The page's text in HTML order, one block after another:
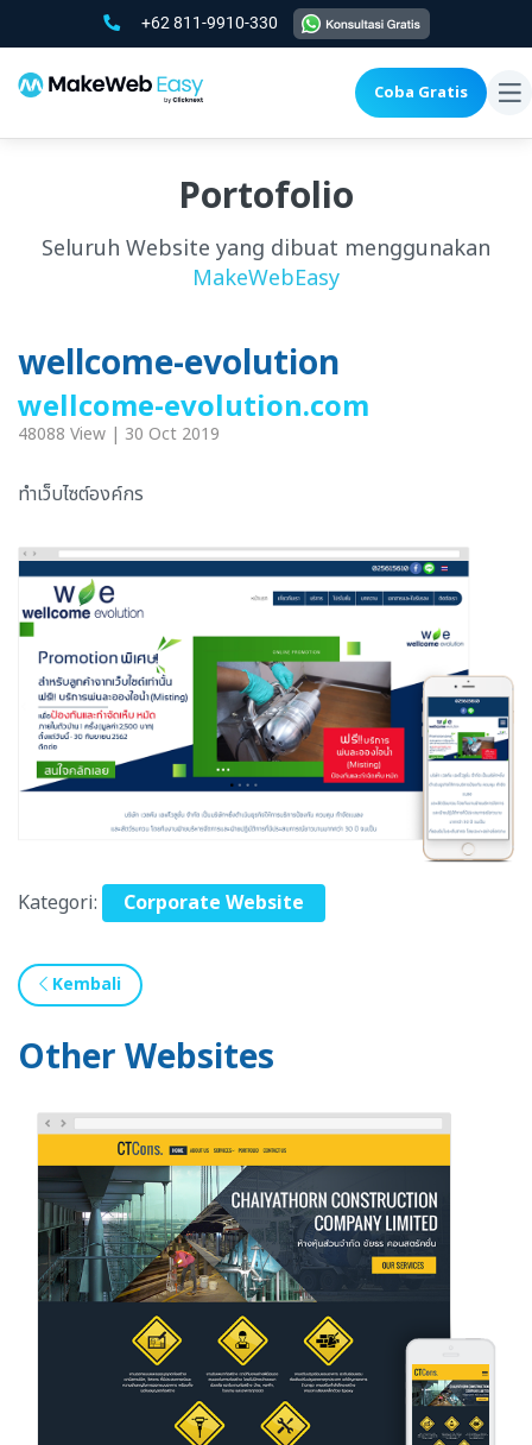
+62 811-9910-330
Coba Gratis
Portofolio
Seluruh Website yang dibuat menggunakan
MakeWebEasy
wellcome-evolution
wellcome-evolution.com
48088 View | 30 Oct 2019
ทำเว็บไซต์องค์กร
Kategori: Corporate Website
Kembali
Other Websites